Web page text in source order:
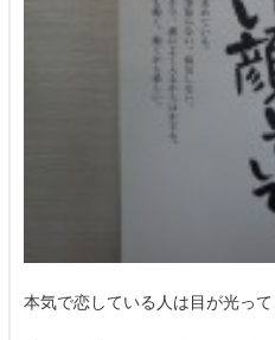
本気で恋している人は目が光って